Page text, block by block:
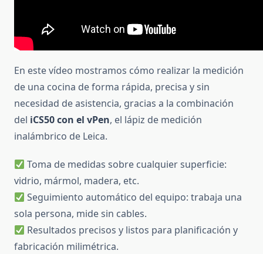
En este vídeo mostramos cómo realizar la medición
de una cocina de forma rápida, precisa y sin
necesidad de asistencia, gracias a la combinación
del iCS50 con el vPen, el lápiz de medición
inalámbrico de Leica.
Toma de medidas sobre cualquier superficie:
vidrio, mármol, madera, etc.
Seguimiento automático del equipo: trabaja una
sola persona, mide sin cables.
Resultados precisos y listos para planificación y
fabricación milimétrica.